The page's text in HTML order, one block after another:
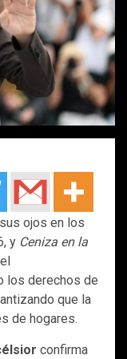
ojos en los
y Ceniza en la
los derechos de
que la
de hogares.
confirma